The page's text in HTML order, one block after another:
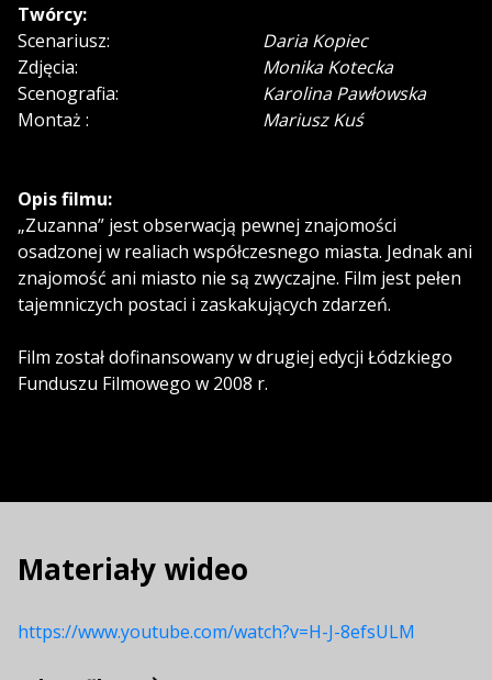
Twórcy:
Scenariusz:
Daria Kopiec
Zdjęcia:
Monika Kotecka
Scenografia:
Karolina Pawłowska
Montaż :
Mariusz Kuś
Opis filmu:
„Zuzanna” jest obserwacją pewnej znajomości
osadzonej w realiach współczesnego miasta. Jednak ani
znajomość ani miasto nie są zwyczajne. Film jest pełen
tajemniczych postaci i zaskakujących zdarzeń.
Film został dofinansowany w drugiej edycji Łódzkiego
Funduszu Filmowego w 2008 r.
Materiały wideo
https://www.youtube.com/watch?v=H-J-8efsULM